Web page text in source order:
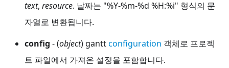
text, resource. 날짜는 "%Y-%m-%d %H:%i" 형식의 문
자열로 변환됩니다.
config - (object) ganttconfiguration 객체로 프로젝
트 파일에서 가져온 설정을 포함합니다.